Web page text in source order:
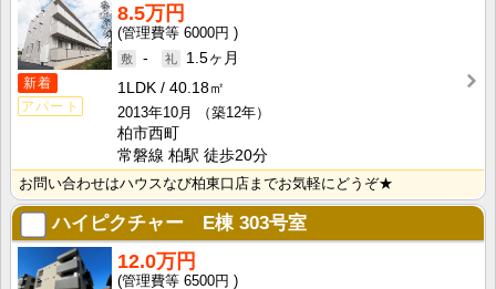
新着
アパート
8.5万円
6000円
-
1.5ヶ月
1LDK
40.18㎡
2013年10月
（築12年）
柏市西町
常磐線 柏駅 徒歩20分
お問い合わせはハウスなび柏東口店までお気軽にどうぞ★
ハイピクチャー E棟303号室
12.0万円
6500円